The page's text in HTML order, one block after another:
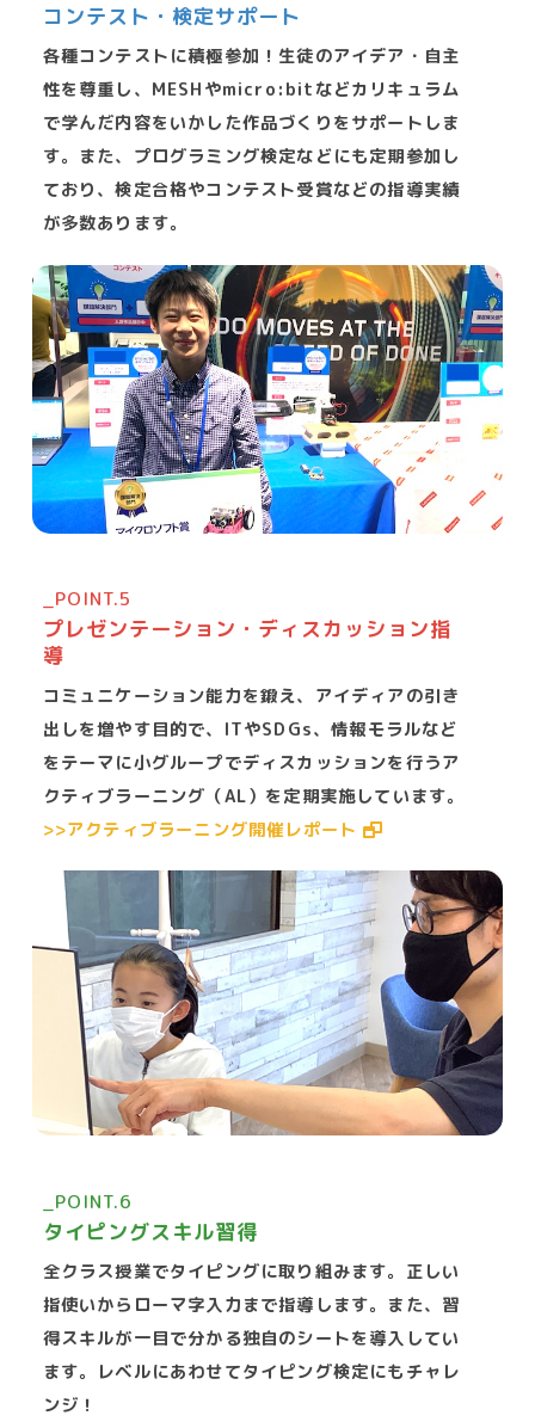
コンテスト・検定サポート
各種コンテストに積極参加！生徒のアイデア・自主
性を尊重し、MESHやmicro:bitなどカリキュラム
で学んだ内容をいかした作品づくりをサポートしま
す。また、プログラミング検定などにも定期参加し
ており、検定合格やコンテスト受賞などの指導実績
が多数あります。
_POINT.5
プレゼンテーション・ディスカッション指
導
コミュニケーション能力を鍛え、アイディアの引き
出しを増やす目的で、ITやSDGs、情報モラルなど
をテーマに小グループでディスカッションを行うア
クティブラーニング（AL）を定期実施しています。
>>アクティブラーニング開催レポート
_POINT.6
タイピングスキル習得
全クラス授業でタイピングに取り組みます。正しい
指使いからローマ字入力まで指導します。また、習
得スキルが一目で分かる独自のシートを導入してい
ます。レベルにあわせてタイピング検定にもチャレ
ンジ！